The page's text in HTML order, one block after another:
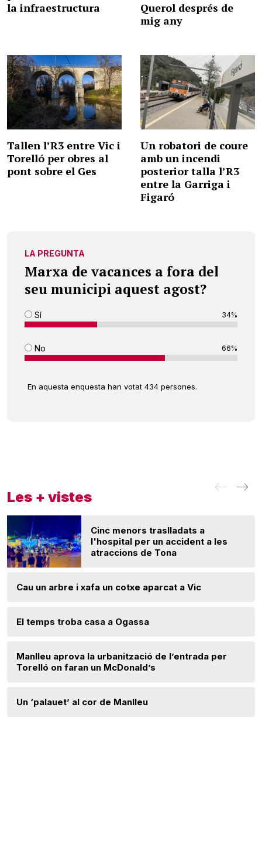
la infraestructura
Querol després de
mig any
Tallen l’R3 entre Vic i
Torelló per obres al
pont sobre el Ges
Un robatori de coure
amb un incendi
posterior talla l’R3
entre la Garriga i
Figaró
LA PREGUNTA
Marxa de vacances a fora del
seu municipi aquest agost?
Sí 34%
No 66%
En aquesta enquesta han votat 434 persones.
Les + vistes
Cinc menors traslladats a
l'hospital per un accident a les
atraccions de Tona
Cau un arbre i xafa un cotxe aparcat a Vic
El temps troba casa a Ogassa
Manlleu aprova la urbanització de l’entrada per
Torelló on faran un McDonald’s
Un ‘palauet’ al cor de Manlleu